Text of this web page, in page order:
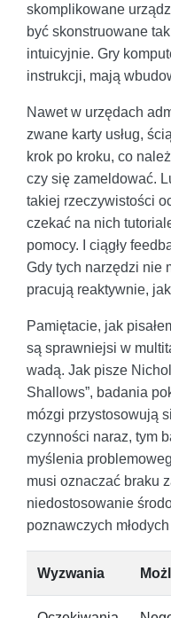
skomplikowane
być skonstruowane
intuicyjnie. Gry
instrukcji, mają
Nawet w urzędach
zwane karty usług,
krok po kroku, co
czy się zameldować.
takiej rzeczywistości
czekać na nich
pomocy. I ciągły
Gdy tych narzędzi nie
pracują reaktywnie,
Pamiętacie, jak
są sprawniejsi w
wadą. Jak pisze
Shallows”, badania
mózgi przystosowują
czynności naraz, tym
myślenia
musi oznaczać braku
niedostosowanie
poznawczych
Wyzwania